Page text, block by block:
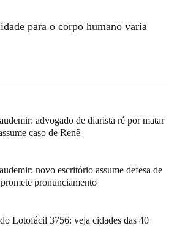
para o corpo humano varia
advogado de diarista ré por matar
caso de Renê
novo escritório assume defesa de
pronunciamento
Lotofácil 3756: veja cidades das 40